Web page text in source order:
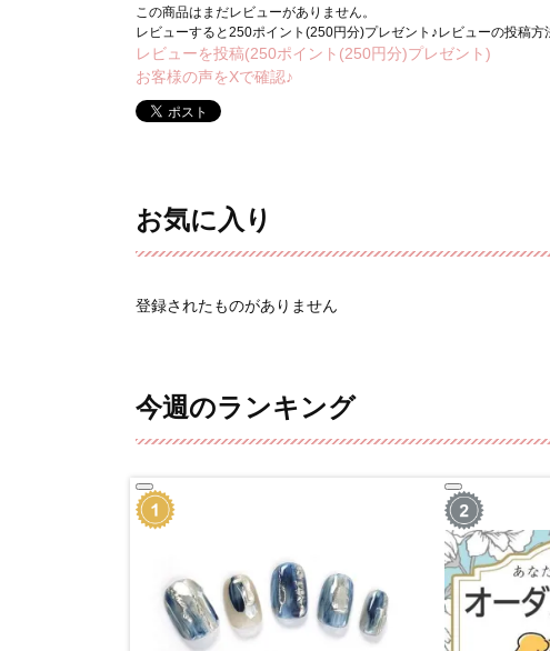
この商品はまだレビューがありません。
レビューすると250ポイント(250円分)プレゼント♪レビューの投稿方
レビューを投稿(250ポイント(250円分)プレゼント)
お客様の声をXで確認♪
お気に入り
登録されたものがありません
今週のランキング